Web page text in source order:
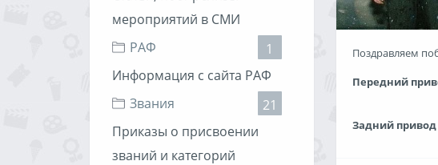
мероприятий в СМИ
РАФ
1
Информация с сайта РАФ
Звания
21
Приказы о присвоении
званий и категорий
Поздравляем
Передний
Задний привод